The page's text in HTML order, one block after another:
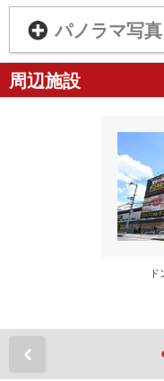
パノラマ写
周辺施設